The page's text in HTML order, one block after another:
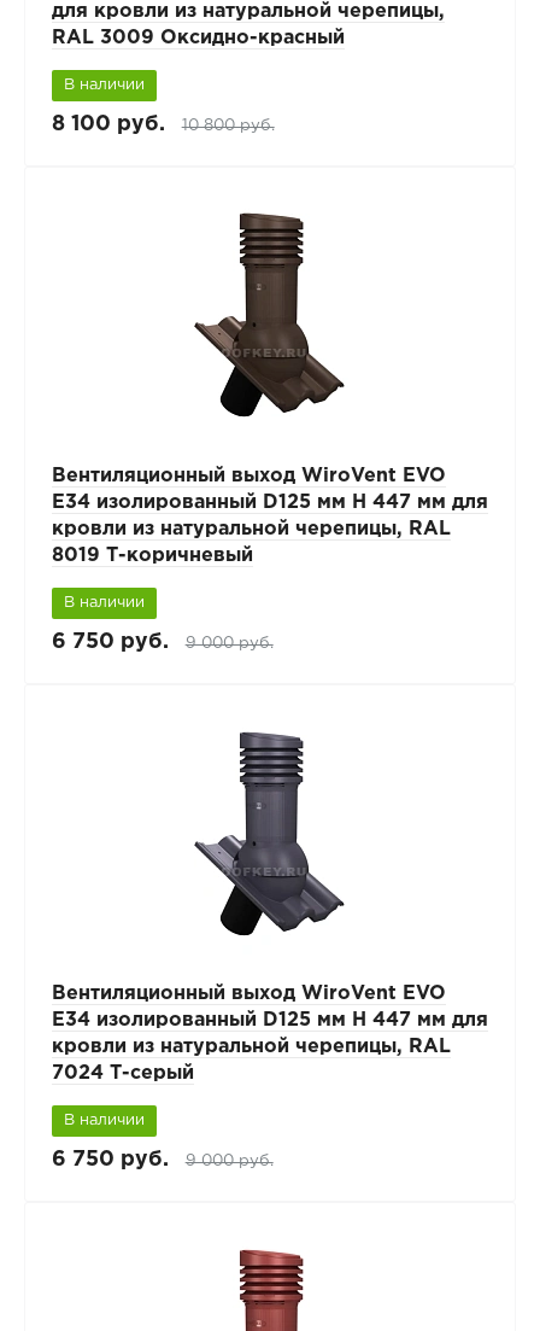
для кровли из натуральной черепицы,
RAL 3009 Оксидно-красный
В наличии
8 100 руб. 10 800 руб.
Вентиляционный выход WiroVent EVO
E34 изолированный D125 мм Н 447 мм для
кровли из натуральной черепицы, RAL
8019 Т-коричневый
В наличии
6 750 руб. 9 000 руб.
Вентиляционный выход WiroVent EVO
E34 изолированный D125 мм Н 447 мм для
кровли из натуральной черепицы, RAL
7024 Т-серый
В наличии
6 750 руб. 9 000 руб.